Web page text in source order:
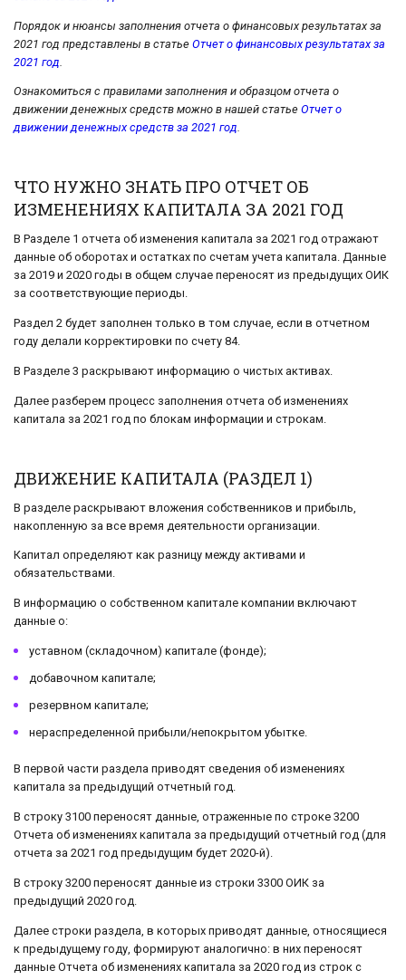
Порядок и нюансы заполнения отчета о финансовых результатах за
2021 год представлены в статье Отчет о финансовых результатах за
2021 год
Ознакомиться с правилами заполнения и образцом отчета о
движении денежных средств можно в нашей статье Отчет о
движении денежных средств за 2021 год.
ЧТО НУЖНО ЗНАТЬ ПРО ОТЧЕТ ОБ
ИЗМЕНЕНИЯХ КАПИТАЛА ЗА 2021 ГОД
В Разделе 1 отчета об изменения капитала за 2021 год отражают
данные об оборотах и остатках по счетам учета капитала. Данные
за 2019 и 2020 годы в общем случае переносят из предыдущих ОИК
за соответствующие периоды.
Раздел 2 будет заполнен только в том случае, если в отчетном
году делали корректировки по счету 84.
В Разделе 3 раскрывают информацию о чистых активах.
Далее разберем процесс заполнения отчета об изменениях
капитала за 2021 год по блокам информации и строкам.
ДВИЖЕНИЕ КАПИТАЛА (РАЗДЕЛ 1)
В разделе раскрывают вложения собственников и прибыль,
накопленную за все время деятельности организации.
Капитал определяют как разницу между активами и
обязательствами.
В информацию о собственном капитале компании включают
данные о:
уставном (складочном) капитале (фонде);
добавочном капитале;
резервном капитале;
нераспределенной прибыли/непокрытом убытке.
В первой части раздела приводят сведения об изменениях
капитала за предыдущий отчетный год.
В строку 3100 переносят данные, отраженные по строке 3200
Отчета об изменениях капитала за предыдущий отчетный год (для
отчета за 2021 год предыдущим будет 2020-й).
В строку 3200 переносят данные из строки 3300 ОИК за
предыдущий 2020 год.
Далее строки раздела, в которых приводят данные, относящиеся
к предыдущему году, формируют аналогично: в них переносят
данные Отчета об изменениях капитала за 2020 год из строк с